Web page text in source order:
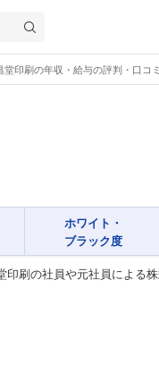
堂印刷の年収・給与の評判・口コ
ホワイト・
ブラック度
刷の社員や元社員による